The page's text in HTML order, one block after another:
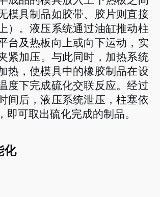
模具制品如胶带、胶片则直接
）。液压系统通过油缸推动柱
台及热板向上或向下运动，实
紧加压。与此同时，加热系统
热，使模具中的橡胶制品在设
度下完成硫化交联反应。经过
间后，液压系统泄压，柱塞依
即可取出硫化完成的制品。
化